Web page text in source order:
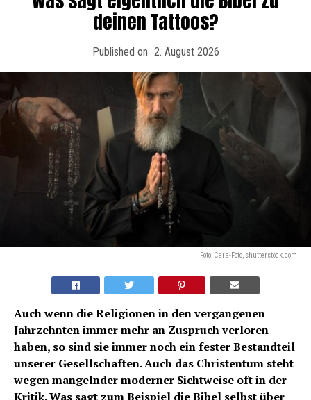
deinen Tattoos?
Published on 2. August 2026
Foto: Cara-Foto, shutterstock.com
Auch wenn die Religionen in den vergangenen
Jahrzehnten immer mehr an Zuspruch verloren
haben, so sind sie immer noch ein fester Bestandteil
unserer Gesellschaften. Auch das Christentum steht
wegen mangelnder moderner Sichtweise oft in der
Kritik. Was sagt zum Beispiel die Bibel selbst über